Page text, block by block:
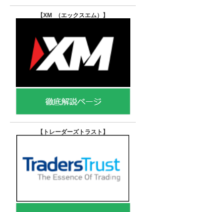
【XM （エックスエム） 】
【トレーダーズトラスト 】